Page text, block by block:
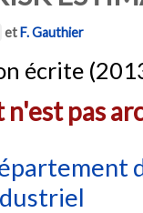
etF. Gauthier
écrite
pas